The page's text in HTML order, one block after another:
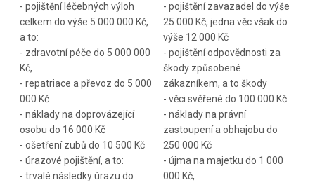
- pojištění léčebných výloh
celkem do výše 5 000 000 Kč,
a to:
- zdravotní péče do 5 000 000
Kč,
- repatriace a převoz do 5 000
000 Kč
- náklady na doprovázející
osobu do 16 000 Kč
- ošetření zubů do 10 500 Kč
- úrazové pojištění, a to:
- trvalé následky úrazu do
- pojištění zavazadel do výše
25 000 Kč, jedna věc však do
výše 12 000 Kč
- pojištění odpovědnosti za
škody způsobené
zákazníkem, a to škody
- věci svěřené do 100 000 Kč
- náklady na právní
zastoupení a obhajobu do
250 000 Kč
- újma na majetku do 1 000
000 Kč,